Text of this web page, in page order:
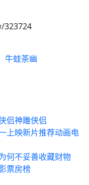
323724
牛蛙茶幽
侣神雕侠侣
上映新片推荐动画电
何不妥善收藏财物
票房榜